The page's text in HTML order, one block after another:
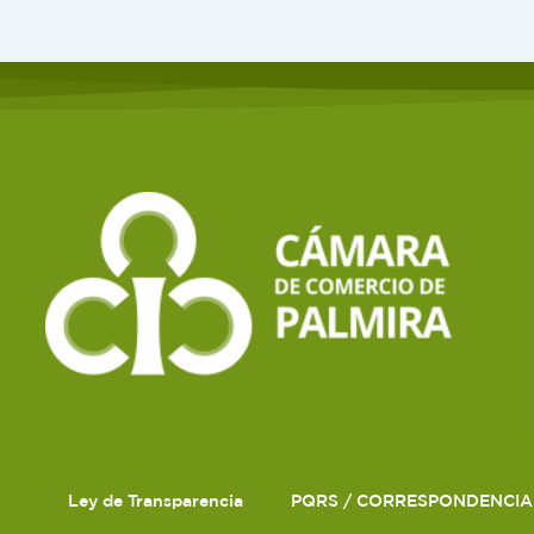
Ley de Transparencia PQRS / CORRESPONDENCIA